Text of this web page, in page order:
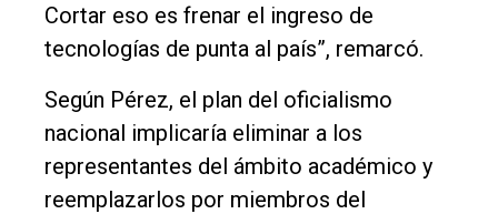
Cortar eso es frenar el ingreso de
tecnologías de punta al país”, remarcó.
Según Pérez, el plan del oficialismo
nacional implicaría eliminar a los
representantes del ámbito académico y
reemplazarlos por miembros del